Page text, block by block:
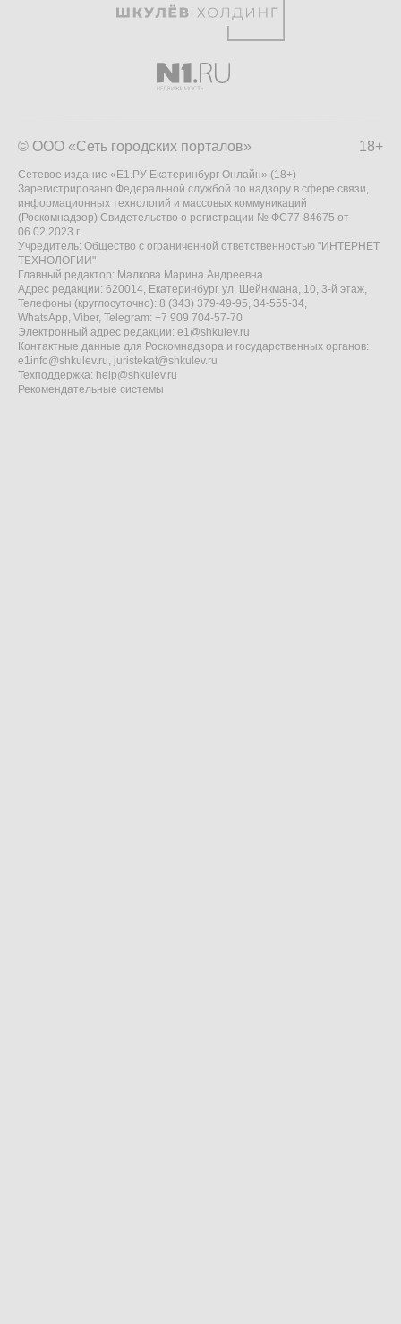
18+
© ООО «Сеть городских порталов»
Сетевое издание «Е1.РУ Екатеринбург Онлайн» (18+)
Зарегистрировано Федеральной службой по надзору в сфере связи,
информационных технологий и массовых коммуникаций
(Роскомнадзор) Свидетельство о регистрации № ФС77-84675 от
06.02.2023 г.
Учредитель: Общество с ограниченной ответственностью "ИНТЕРНЕТ
ТЕХНОЛОГИИ"
Главный редактор: Малкова Марина Андреевна
Адрес редакции: 620014, Екатеринбург, ул. Шейнкмана, 10, 3-й этаж,
Телефоны (круглосуточно): 8 (343) 379-49-95, 34-555-34,
WhatsApp, Viber, Telegram: +7 909 704-57-70
Электронный адрес редакции: e1@shkulev.ru
Контактные данные для Роскомнадзора и государственных органов:
e1info@shkulev.ru, juristekat@shkulev.ru
Техподдержка: help@shkulev.ru
Рекомендательные системы